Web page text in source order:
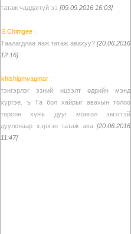
татаж чаддаггүй ээ [09.09.2016 16:03]
S.Chimgee :
Таалагдлаа яаж татаж авахуу? [20.06.2016
12:16]
khishigmyagmar :
тэнгэрлэг эзний ицээлт өдрийн мэнд
хүргэе. ъ Та бол хайрыг авахын төлөө
төрсөн хүнъ дууг монгол эмэгтэй
дуулснаар хэрхэн татаж ава [20.06.2016
11:47]